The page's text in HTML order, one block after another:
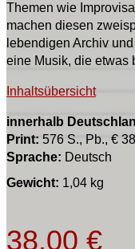
Themen wie
machen diesen
lebendigen Archiv
eine Musik, die etwas
Inhaltsübersicht
innerhalb
Print: 576 S., Pb., €
Sprache: Deutsch
Gewicht: 1,04 kg
38,00 €